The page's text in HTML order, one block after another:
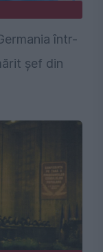
într-
șef din